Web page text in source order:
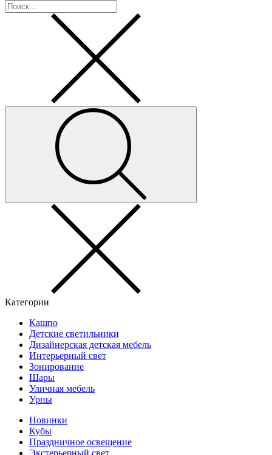
Категории
Кашпо
Детские светильники
Дизайнерская детская мебель
Интерьерный свет
Зонирование
Шары
Уличная мебель
Урны
Новинки
Кубы
Праздничное освещение
Экстерьерный свет